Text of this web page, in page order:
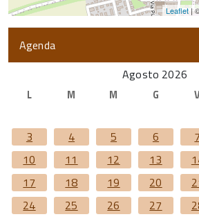
Leaflet|
Agenda
Agosto 2026
L M M G
3
4 5 6 7
10
11 12 13
17
18 19 20
24
25 26 27